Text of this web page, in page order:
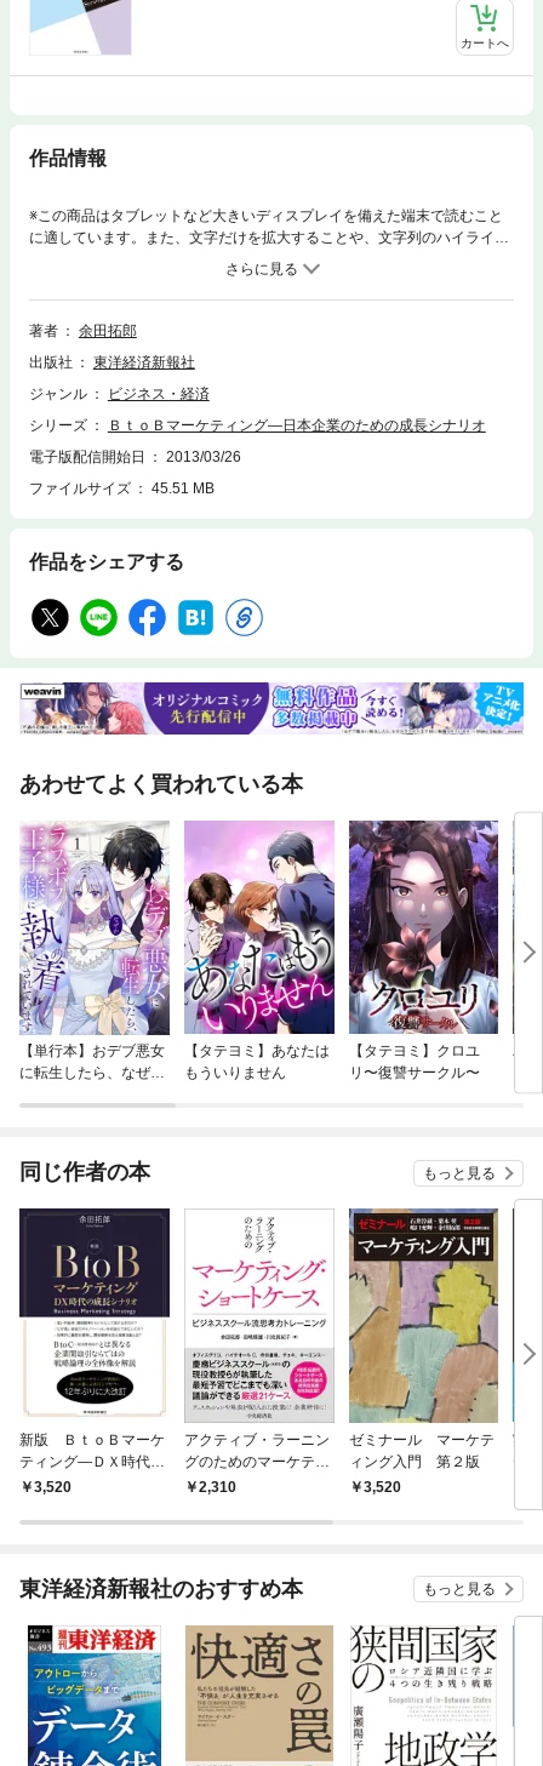
カートへ
作品情報
※この商品はタブレットなど大きいディスプレイを備えた端末で読むこと
に適しています。また、文字だけを拡大することや、文字列のハイライ
ト、検索、辞書の参照、引用などの機能が使用できません。「高い技術
力」「優れた製品」だけでは、生き残れない！「下請け業者」から脱却
し、グローバル競争を勝ち抜くための処方箋はここにある。日本の競争力
の源泉は、素材や部品などのＢｔｏＢ企業によるところが大きく、日本の
材にかかわる技術力は、世界で高い評価を受けており、高いシェアを有し
ている企業も数多く存在している。しかし、それに見合った利益率を確保
けることには失敗しているのだ。ＢｔｏＢ企業の産業財（ビジネス財・生
産財）のマーケティング（つまり、法人営業）は、日本がこれから生き残
っていくためにもニーズの高い領域である。とりわけ、近年の市場のグロ
ーバル化の中で、部品や素材メーカーは欧米企業と中国をはじめとする新
ティングの視点で提供することをねらいとする。
著者
余田拓郎
出版社
東洋経済新報社
ジャンル
ビジネス・経済
シリーズ
ＢｔｏＢマーケティング―日本企業のための成長シナリオ
電子版配信開始日
2013/03/26
ファイルサイズ
45.51 MB
作品をシェアする
あわせてよく買われている本
【単行本】おデブ悪女
に転生したら、なぜか
【タテヨミ】あなたは
もういりません
【タテヨミ】クロユ
リ〜復讐サークル〜
バ
今
同じ作者の本 もっと見る
新版 ＢｔｏＢマーケ
ティング―ＤＸ時代の
成長シナリオ
3,520
アクティブ・ラーニン
グのためのマーケティ
ング・ショートケース
2,310
ゼミナール マーケテ
ィング入門 第２版
3,520
実
東洋経済新報社のおすすめ本 もっと見る